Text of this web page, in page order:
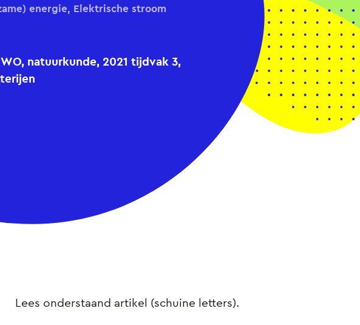
energie, Elektrische stroom
natuurkunde, 2021 tijdvak 3,
Lees onderstaand artikel (schuine letters).